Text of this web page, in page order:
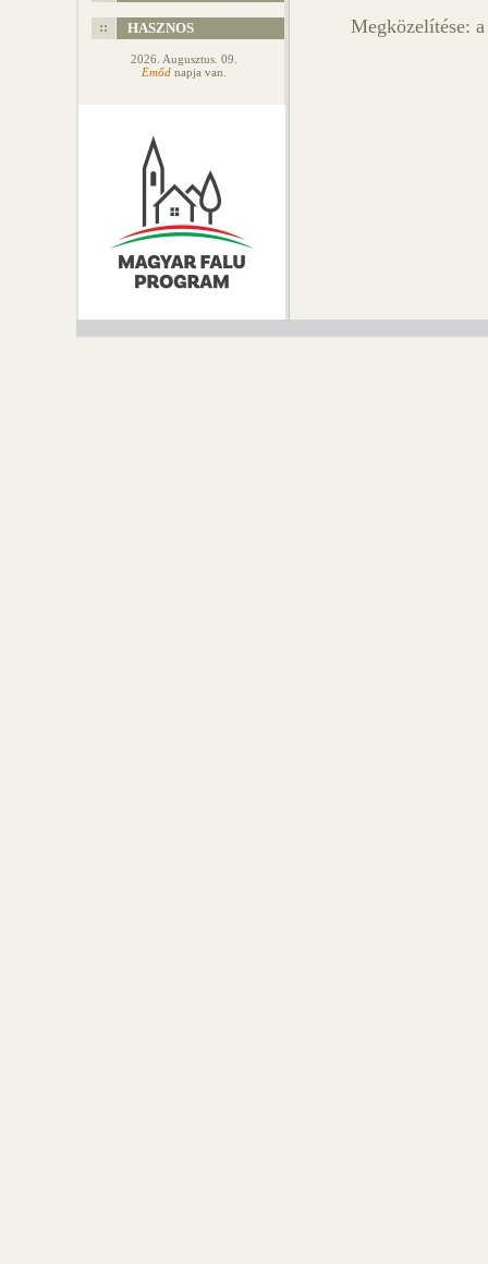
HASZNOS
2026. Augusztus. 09.
Emőd napja van.
Megközelítése: